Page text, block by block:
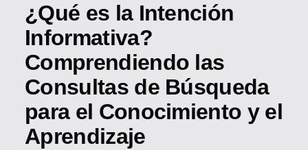
¿Qué es la Intención
Informativa?
Comprendiendo las
Consultas de Búsqueda
para el Conocimiento y el
Aprendizaje